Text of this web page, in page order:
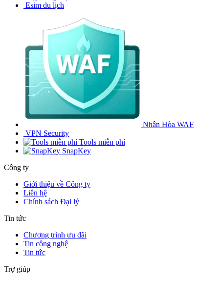
Esim du lịch
Nhân Hòa WAF
VPN Security
Tools miễn phí
SnapKey
Công ty
Giới thiệu về Công ty
Liên hệ
Chính sách Đại lý
Tin tức
Chương trình ưu đãi
Tin công nghệ
Tin tức
Trợ giúp